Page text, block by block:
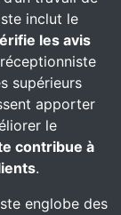
inclut le
les avis
supérieurs
apporter
le
contribue à
.
englobe des